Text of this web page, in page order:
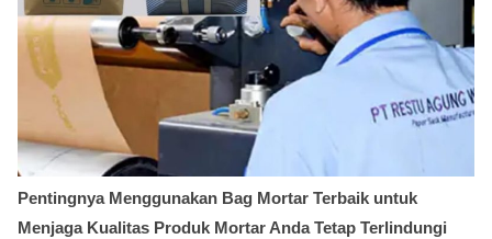
Pentingnya Menggunakan Bag Mortar Terbaik untuk
Menjaga Kualitas Produk Mortar Anda Tetap Terlindungi